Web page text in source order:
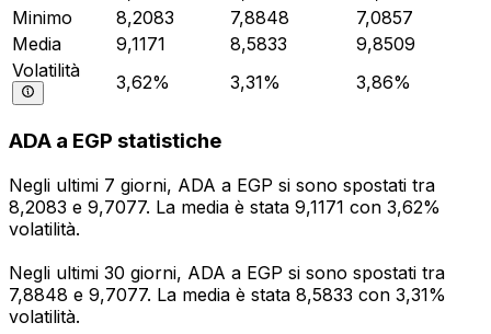
Minimo
8,2083 7,8848
7,0857
Media
9,1171 8,5833
9,8509
Volatilità
3,62% 3,31% 3,86%
ADA a EGP statistiche
Negli ultimi 7 giorni, ADA a EGP si sono spostati tra
8,2083 e 9,7077. La media è stata 9,1171 con 3,62%
volatilità.
Negli ultimi 30 giorni, ADA a EGP si sono spostati tra
7,8848 e 9,7077. La media è stata 8,5833 con 3,31%
volatilità.